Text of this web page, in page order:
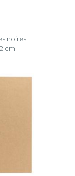
noires
cm